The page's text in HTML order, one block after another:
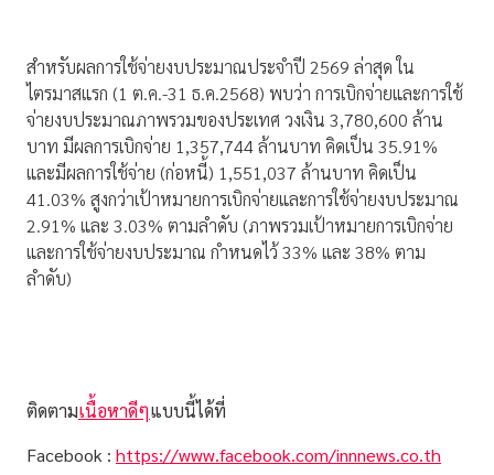
สำหรับผลการใช้จ่ายงบประมาณประจำปี 2569 ล่าสุด ใน
ไตรมาสแรก (1 ต.ค.-31 ธ.ค.2568) พบว่า การเบิกจ่ายและการใช้
จ่ายงบประมาณภาพรวมของประเทศ วงเงิน 3,780,600 ล้าน
บาท มีผลการเบิกจ่าย 1,357,744 ล้านบาท คิดเป็น 35.91%
และมีผลการใช้จ่าย (ก่อหนี้) 1,551,037 ล้านบาท คิดเป็น
41.03% สูงกว่าเป้าหมายการเบิกจ่ายและการใช้จ่ายงบประมาณ
2.91% และ 3.03% ตามลำดับ (ภาพรวมเป้าหมายการเบิกจ่าย
และการใช้จ่ายงบประมาณ กำหนดไว้ 33% และ 38% ตาม
ลำดับ)
ติดตามเนื้อหาดีๆแบบนี้ได้ที่
Facebook : https://www.facebook.com/innnews.co.th